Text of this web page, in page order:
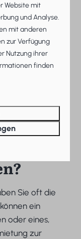
Sie oft die
ein
oder eines,
zur
Website mit
und Analyse.
mit anderen
zur Verfügung
Nutzung ihrer
finden